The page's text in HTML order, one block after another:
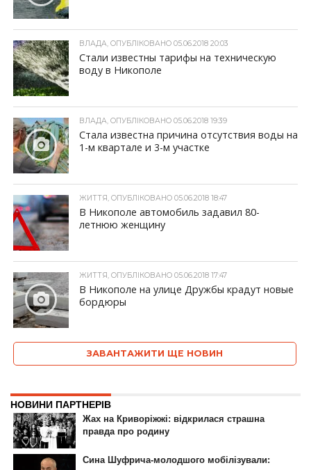
ВЛАДА, ОПУБЛІКОВАНО 05.06.2018 20:03
Стали известны тарифы на техническую
воду в Никополе
ВЛАДА, ОПУБЛІКОВАНО 05.06.2018 19:39
Стала известна причина отсутствия воды на
1-м квартале и 3-м участке
ЖИТТЯ, ОПУБЛІКОВАНО 05.06.2018 18:47
В Никополе автомобиль задавил 80-
летнюю женщину
ЖИТТЯ, ОПУБЛІКОВАНО 05.06.2018 17:47
В Никополе на улице Дружбы крадут новые
бордюры
ЗАВАНТАЖИТИ ЩЕ НОВИН